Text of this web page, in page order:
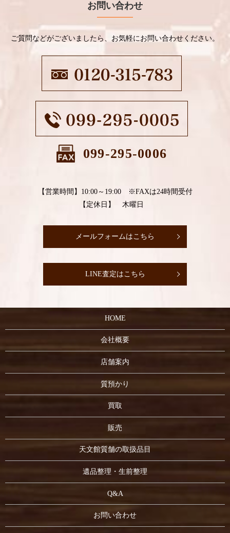
お問い合わせ
ご質問などがございましたら、お気軽にお問い合わせください。
099-295-0006
【営業時間】10:00～19:00 ※FAXは24時間受付
【定休日】 木曜日
メールフォームはこちら
LINE査定はこちら
HOME
会社概要
店舗案内
質預かり
買取
販売
天文館質舗の取扱品目
遺品整理・生前整理
Q&A
お問い合わせ